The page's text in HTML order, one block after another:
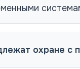
охране с